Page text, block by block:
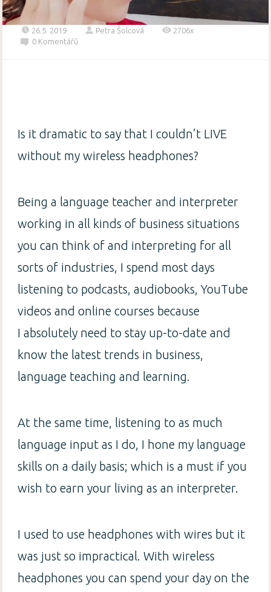
26.5. 2019 Petra Šolcová
2706x
0 Komentářů
Is it dramatic to say that I couldn’t LIVE
without my wireless headphones?
Being a language teacher and interpreter
working in all kinds of business situations
you can think of and interpreting for all
sorts of industries, I spend most days
listening to podcasts, audiobooks, YouTube
videos and online courses because
I absolutely need to stay up-to-date and
know the latest trends in business,
language teaching and learning.
At the same time, listening to as much
language input as I do, I hone my language
skills on a daily basis; which is a must if you
wish to earn your living as an interpreter.
I used to use headphones with wires but it
was just so impractical. With wireless
headphones you can spend your day on the